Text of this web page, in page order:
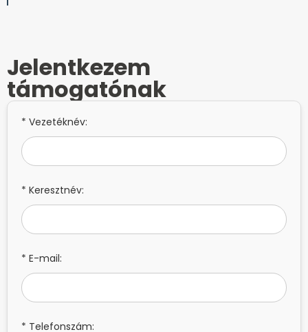
Jelentkezem
támogatónak
* Vezetéknév:
* Keresztnév:
* E-mail:
* Telefonszám: